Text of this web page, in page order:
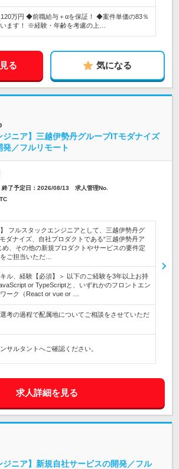
120万円 ◆前職給与＋αを保証！ ◆案件単価の83％
ます！ ※経験・年齢を考慮の上…
る 気になる
ジニア】三越伊勢丹グループITモダナイズ
発／フルリモート
了予定日：2026/08/13 求人管理No.
】 フルスタックエンジニアとして、三越伊勢丹グ
ダナイズ、自社プロダクトである“三越伊勢丹ア
め、その他の新規プロダクトやサービスの要件定
ご担当いただ…
ル、経験【必須】＞ 以下のご経験を3年以上お持
or TypeScriptと、いずれかのフロントエン
ーク（React or vue or …
の過程で配属地についてご相談をさせていただ
サルタントへご確認ください。
求人詳細を見る
ジニア】新規自社サービスの開発／フル